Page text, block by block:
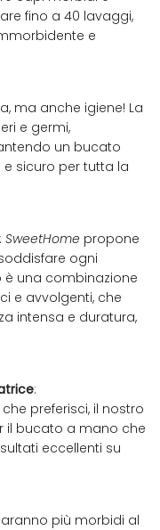
fino a 40 lavaggi,
e
ma anche igiene! La
e germi,
un bucato
sicuro per tutta la
: SweetHome propone
ogni
è una combinazione
e avvolgenti, che
intensa e duratura,
:
preferisci, il nostro
il bucato a mano che
eccellenti su
più morbidi al